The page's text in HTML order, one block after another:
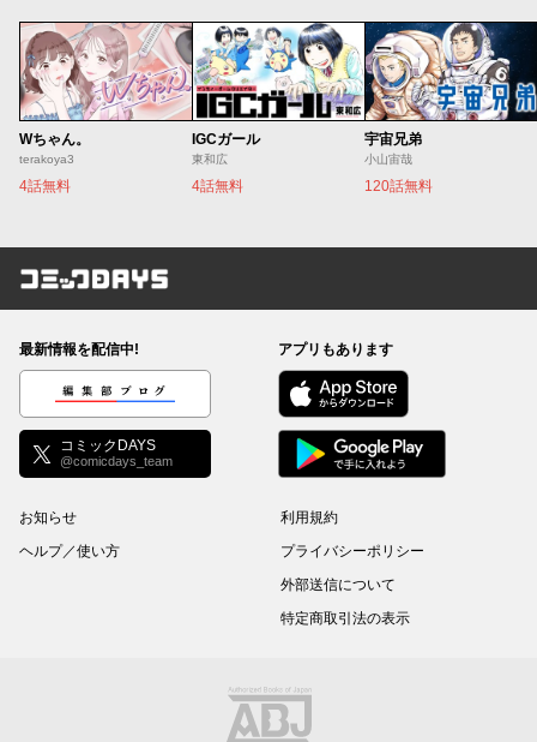
Wちゃん。
terakoya3
4話無料
IGCガール
東和広
4話無料
宇宙兄弟
小山宙哉
120話無料
コミックDAYS
最新情報を配信中!
編集部ブログ
コミックDAYS
@comicdays_team
アプリもあります
お知らせ
ヘルプ／使い方
利用規約
プライバシーポリシー
外部送信について
特定商取引法の表示